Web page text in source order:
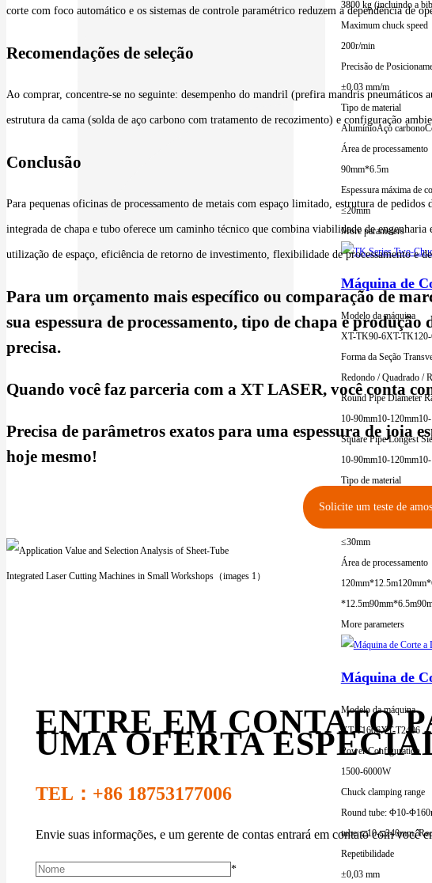
3800 kg (incluindo a
Maximum chuck speed
200r/min
Precisão de
±0.03 mm/m
Tipo de material
AlumínioAço carbono
Área de processamento
90mm*6.5m
Espessura máxima de
≤20mm
More parameters
Máquina de
Modelo da máquina
XT-TK90-6XT-
Forma da Seção
Redondo / Quadrado /
Round Pipe Diameter
10-90mm10-120mm
Square Pipe Longest
10-90mm10-120mm
Tipo de material
Alumínio
Aço carbono
≤30mm
Área de processamento
120mm*12.5m
*12.5m90mm*6.5m
More parameters
Máquina de
Modelo da máquina
XT-T1606XT-T2406
Power Configuration
1500-6000W
Chuck clamping range
Round tube: Φ10-
tube: □10-□240mm,
Repetibilidade
±0,03 mm
corte com foco automático e os sistemas de controle paramétrico reduzem a dependência de
Recomendações de seleção
Ao comprar, concentre-se no seguinte: desempenho do mandril (prefira mandris
estrutura da cama (solda de aço carbono com tratamento de recozimento) e configuração
Conclusão
Para pequenas oficinas de processamento de metais com espaço limitado, estrutura de
integrada de chapa e tubo oferece um caminho técnico que combina viabilidade de
utilização de espaço, eficiência de retorno de investimento, flexibilidade de processamento e
Para um orçamento mais específico ou comparação de
sua espessura de processamento, tipo de chapa e
precisa.
Quando você faz parceria com a XT LASER, você conta
Precisa de parâmetros exatos para uma espessura de joia
hoje mesmo!
Solicite um teste de
ENTRE EM CONTATO
UMA OFERTA
TEL：+86 18753177006
Envie suas informações, e um gerente de contas entrará em contato com você
*